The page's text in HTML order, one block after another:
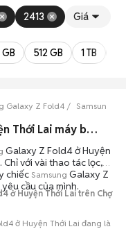
2413 Giá
512 GB 1 TB
Galaxy Z Fold4 Samsung
0 Samsung Galaxy Z Fold4 ở Huyện Thới Lai máy bền đẹp đang bán 08/2026
Galaxy Z Fold4 ở Huyện
Chỉ với vài thao tác lọc,
chiếc Samsung Galaxy Z
cầu của mình.
ở Huyện Thới Lai trên Chợ
ở Huyện Thới Lai đang là